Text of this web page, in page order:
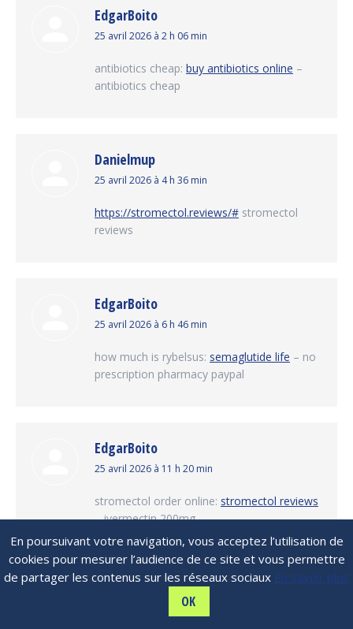
En poursuivant votre navigation, vous acceptez l’utilisation de
cookies pour mesurer l’audience de ce site et vous permettre
de partager les contenus sur les réseaux sociaux En savoir plus
OK
EdgarBoito
dit
25 avril 2026 à 2 h 06 min
antibiotics cheap: buy antibiotics online –
antibiotics cheap
Danielmup
dit
25 avril 2026 à 4 h 36 min
https://stromectol.reviews/# stromectol
reviews
EdgarBoito
dit
25 avril 2026 à 6 h 46 min
how much is rybelsus: semaglutide life – no
prescription pharmacy paypal
EdgarBoito
dit
25 avril 2026 à 11 h 20 min
stromectol order online: stromectol reviews
– ivermectin 200mg